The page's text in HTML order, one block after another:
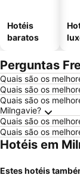
Hotéis
baratos
Perguntas
Quais são os
Quais são os
Quais são os
Milngavie?
Quais são os
Quais são os
Hotéis em
Estes hotéis